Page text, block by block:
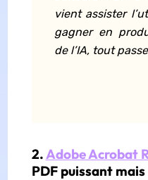
vient assister
gagner en
de l’IA, tout
2. Adobe Acrobat
PDF puissant